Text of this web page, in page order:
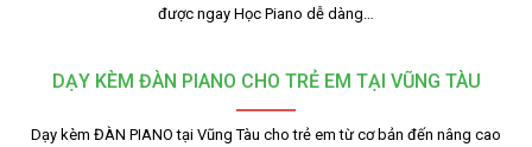
được ngay Học Piano dễ dàng…
DẠY KÈM ĐÀN PIANO CHO TRẺ EM TẠI VŨNG TÀU
Dạy kèm ĐÀN PIANO tại Vũng Tàu cho trẻ em từ cơ bản đến nâng cao